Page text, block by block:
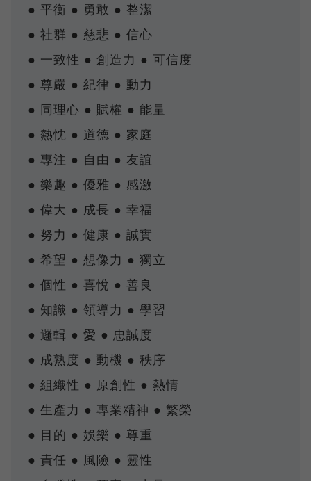
● 平衡 ● 勇敢 ● 整潔
● 社群 ● 慈悲 ● 信心
● 一致性 ● 創造力 ● 可信度
● 尊嚴 ● 紀律 ● 動力
● 同理心 ● 賦權 ● 能量
● 熱忱 ● 道德 ● 家庭
● 專注 ● 自由 ● 友誼
● 樂趣 ● 優雅 ● 感激
● 偉大 ● 成長 ● 幸福
● 努力 ● 健康 ● 誠實
● 希望 ● 想像力 ● 獨立
● 個性 ● 喜悅 ● 善良
● 知識 ● 領導力 ● 學習
● 邏輯 ● 愛 ● 忠誠度
● 成熟度 ● 動機 ● 秩序
● 組織性 ● 原創性 ● 熱情
● 生產力 ● 專業精神 ● 繁榮
● 目的 ● 娛樂 ● 尊重
● 責任 ● 風險 ● 靈性